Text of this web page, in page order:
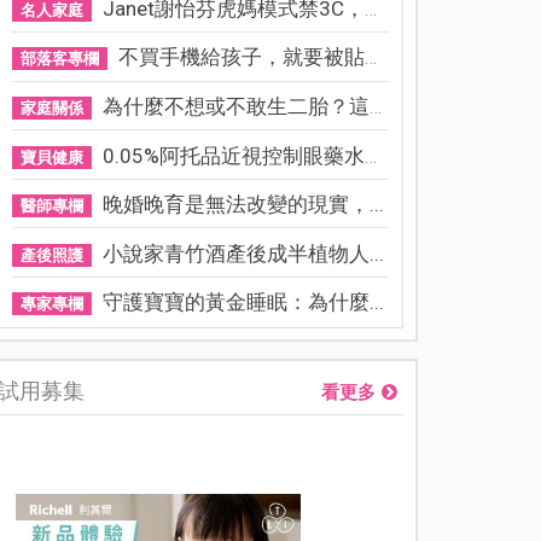
名人家庭 Janet謝怡芬虎媽模式禁3C，看...
部落客專欄 不買手機給孩子，就要被貼「...
家庭關係 為什麼不想或不敢生二胎？這8...
寶貝健康 0.05%阿托品近視控制眼藥水納...
醫師專欄 晚婚晚育是無法改變的現實，...
產後照護 小說家青竹酒產後成半植物人...
專家專欄 守護寶寶的黃金睡眠：為什麼...
用募集 看更多